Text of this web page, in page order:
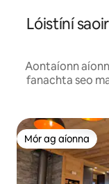
Lóistíní
Aontaíonn
fanachta seo
Mór ag aíonna
Mór ag aíonna